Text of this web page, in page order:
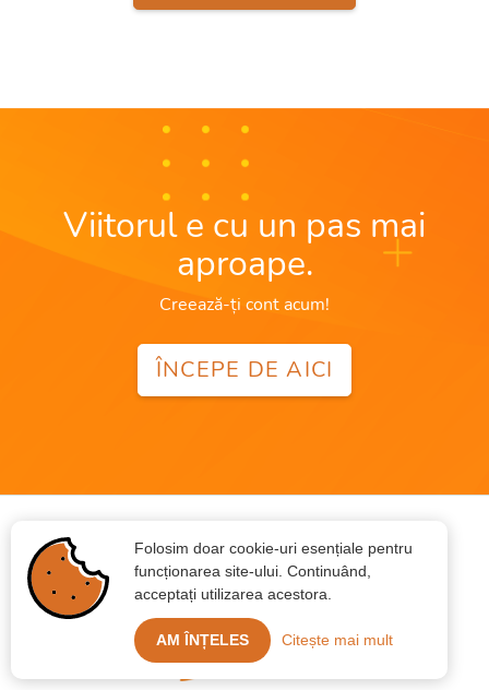
Viitorul e cu un pas mai
aproape.
Creează-ți cont acum!
ÎNCEPE DE AICI
Folosim doar cookie-uri esențiale pentru
funcționarea site-ului. Continuând,
acceptați utilizarea acestora.
AM ÎNȚELES Citește mai mult